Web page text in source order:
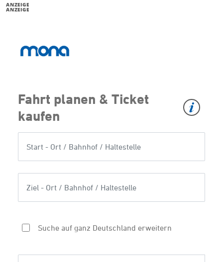
ANZEIGE
ANZEIGE